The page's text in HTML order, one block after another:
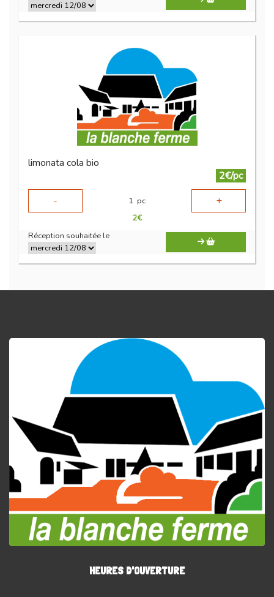
limonata cola bio
2€/pc
-
1 pc +
2€
Réception souhaitée le
HEURES D'OUVERTURE